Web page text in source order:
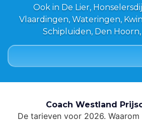
Ook in De Lier,
Vlaardingen, Wateringen,
Schipluiden, Den Hoorn,
Coach Westland
De tarieven voor 2026.